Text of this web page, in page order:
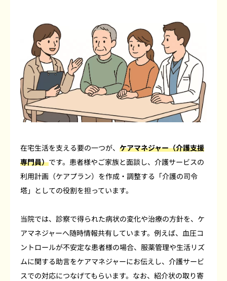
在宅生活を支える要の一つが、 ケアマネジャー（介護支援
専門員）です。患者様やご家族と面談し、介護サービスの
利用計画（ケアプラン）を作成・調整する「介護の司令
塔」としての役割を担っています。
当院では、診察で得られた病状の変化や治療の方針を、ケ
アマネジャーへ随時情報共有しています。例えば、血圧コ
ントロールが不安定な患者様の場合、服薬管理や生活リズ
ムに関する助言をケアマネジャーにお伝えし、介護サービ
スでの対応につなげてもらいます。なお、紹介状の取り寄